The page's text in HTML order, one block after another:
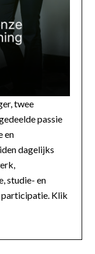
twee
passie
en
dagelijks
studie- en
participatie. Klik